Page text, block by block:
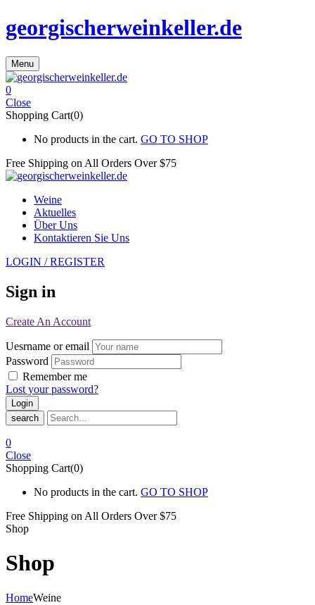
georgischerweinkeller.de
Menu
0
Close
Shopping Cart(0)
No products in the cart. GO TO SHOP
Free Shipping on All Orders Over $75
Weine
Aktuelles
Über Uns
Kontaktieren Sie Uns
LOGIN / REGISTER
Sign in
Create An Account
Uesrname or email
Password
Remember me
Lost your password?
search
0
Close
Shopping Cart(0)
No products in the cart. GO TO SHOP
Free Shipping on All Orders Over $75
Shop
Shop
HomeWeine